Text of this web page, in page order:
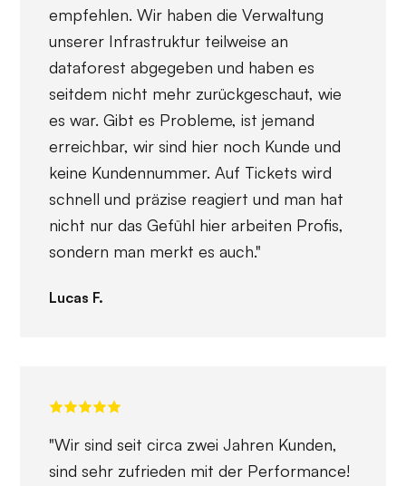
empfehlen. Wir haben die Verwaltung
unserer Infrastruktur teilweise an
dataforest abgegeben und haben es
seitdem nicht mehr zurückgeschaut, wie
es war. Gibt es Probleme, ist jemand
erreichbar, wir sind hier noch Kunde und
keine Kundennummer. Auf Tickets wird
schnell und präzise reagiert und man hat
nicht nur das Gefühl hier arbeiten Profis,
sondern man merkt es auch."
Lucas F.
"Wir sind seit circa zwei Jahren Kunden,
sind sehr zufrieden mit der Performance!